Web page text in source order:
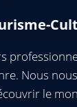
Nous
le